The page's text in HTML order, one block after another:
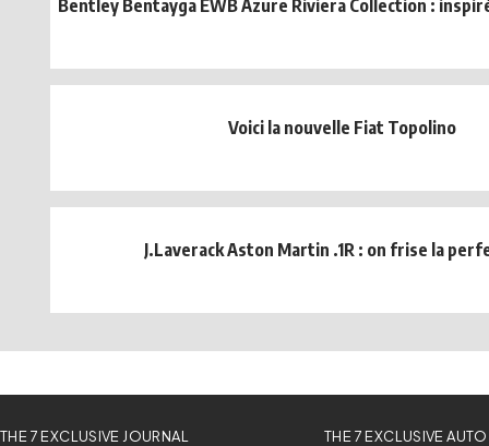
Bentley Bentayga EWB Azure Riviera Collection :
Voici la nouvelle Fiat Topolino
J.Laverack Aston Martin .1R : on frise la
THE 7 EXCLUSIVE JOURNAL THE 7 EXCLUSIVE AUTO